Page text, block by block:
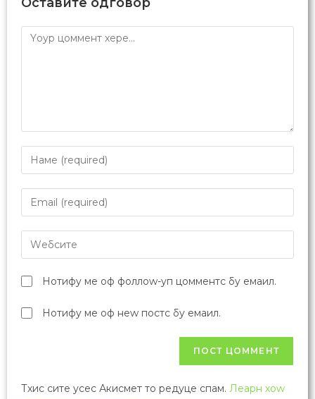
Нотифy ме оф фоллоw-уп цомментс бy емаил.
Нотифy ме оф неw постс бy емаил.
Тхис сите усес Акисмет то редуце спам. Леарн хоw